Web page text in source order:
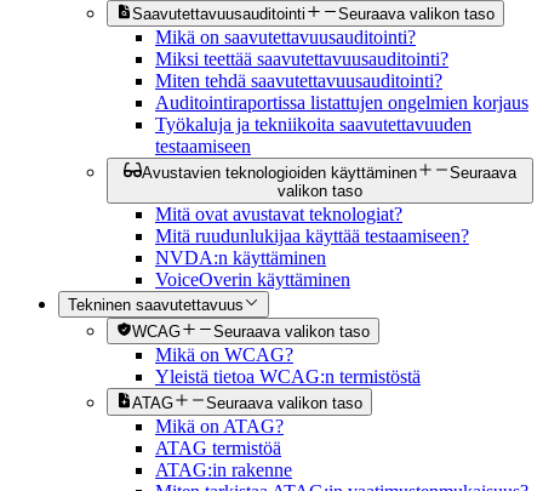
Saavutettavuusauditointi Seuraava valikon taso
Mikä on saavutettavuusauditointi?
Miksi teettää saavutettavuusauditointi?
Miten tehdä saavutettavuusauditointi?
Auditointiraportissa listattujen ongelmien korjaus
Työkaluja ja tekniikoita saavutettavuuden
testaamiseen
Avustavien teknologioiden käyttäminen
Seuraava
valikon taso
Mitä ovat avustavat teknologiat?
Mitä ruudunlukijaa käyttää testaamiseen?
NVDA:n käyttäminen
VoiceOverin käyttäminen
Tekninen saavutettavuus
WCAG
Seuraava valikon taso
Mikä on WCAG?
Yleistä tietoa WCAG:n termistöstä
ATAG Seuraava valikon taso
Mikä on ATAG?
ATAG termistöä
ATAG:in rakenne